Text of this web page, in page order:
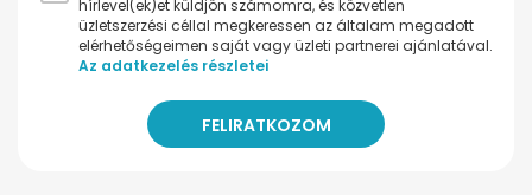
hírlevel(ek)et küldjön számomra, és közvetlen
üzletszerzési céllal megkeressen az általam megadott
elérhetőségeimen saját vagy üzleti partnerei ajánlatával.
Az adatkezelés részletei